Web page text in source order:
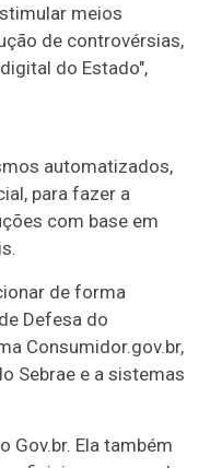
meios
de controvérsias,
do Estado",
automatizados,
para fazer a
com base em
de forma
Defesa do
Consumidor.gov.br,
Sebrae e a sistemas
Gov.br. Ela também